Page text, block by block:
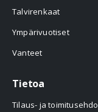
Talvirenkaat
Ympärivuotiset
Vanteet
Tietoa
Tilaus- ja